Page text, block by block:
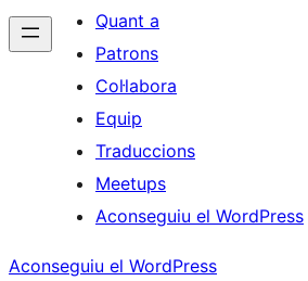
Quant a
Patrons
Col·labora
Equip
Traduccions
Meetups
Aconseguiu el WordPress
Aconseguiu el WordPress